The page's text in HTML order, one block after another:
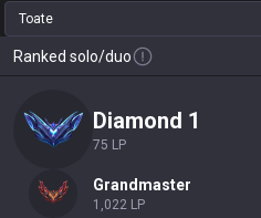
Toate
Ranked solo/duo
diamond 1
75 LP
grandmaster
1,022 LP